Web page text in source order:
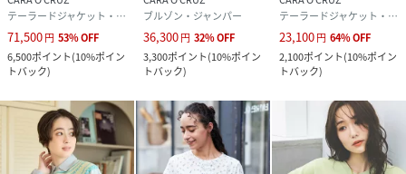
石油系溶剤ドライクリーニング弱
ウェットクリーニング不可
品番
RN7808_4500401
4500401-135-009 RN7808
テーラードジャケット・ブレザー
71,500円 53%OFF
6,500ポイント(10%ポイン
トバック)
ブルゾン・ジャンパー
36,300円 32%OFF
3,300ポイント(10%ポイン
トバック)
テーラードジャケット・ブレザー
23,100円 64%OFF
2,100ポイント(10%ポイン
トバック)